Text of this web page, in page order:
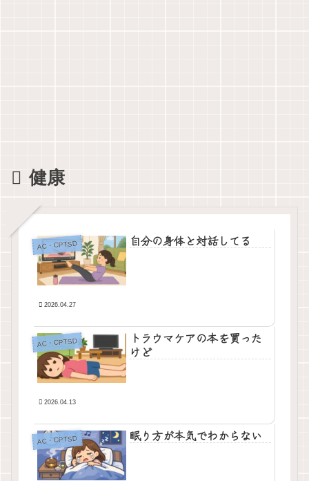
健康
AC・CPTSD 自分の身体と対話してる
2026.04.27
AC・CPTSD
トラウマケアの本を買った
けど
2026.04.13
AC・CPTSD 眠り方が本気でわからない